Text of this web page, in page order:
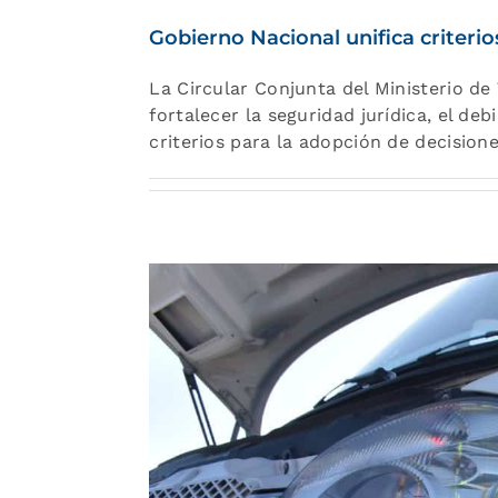
Gobierno Nacional unifica
La Circular Conjunta del Ministerio
fortalecer la seguridad jurídica, el
criterios para la adopción de